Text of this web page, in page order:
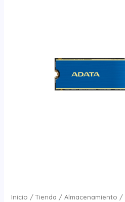
Inicio /Tienda / Almacenamiento /